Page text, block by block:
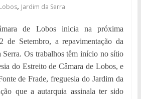
, Jardim da Serra
de Lobos inicia na próxima
de Setembro, a repavimentação da
Serra. Os trabalhos têm início no sítio
do Estreito de Câmara de Lobos, e
de Frade, freguesia do Jardim da
que a autarquia assinala ter sido